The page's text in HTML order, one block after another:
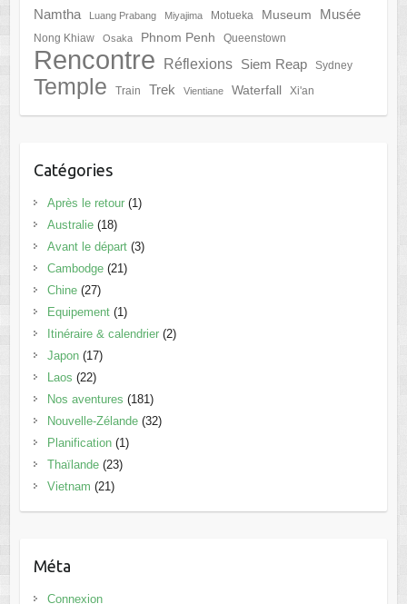
Namtha
Luang Prabang Miyajima Motueka Museum Musée
Nong Khiaw Osaka Phnom Penh Queenstown
Rencontre Réflexions Siem Reap Sydney
Temple Train Trek Vientiane Waterfall Xi'an
Catégories
Après le retour(1)
Australie(18)
Avant le départ(3)
Cambodge(21)
Chine(27)
Equipement(1)
Itinéraire & calendrier(2)
Japon(17)
Laos (22)
Nos aventures (181)
Nouvelle-Zélande(32)
Planification(1)
Thaïlande(23)
Vietnam (21)
Méta
Connexion